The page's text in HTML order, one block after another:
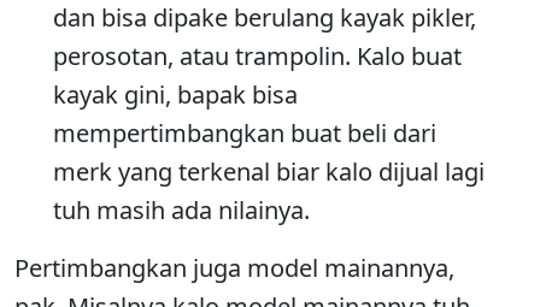
dan bisa dipake berulang kayak pikler,
perosotan, atau trampolin. Kalo buat
kayak gini, bapak bisa
mempertimbangkan buat beli dari
merk yang terkenal biar kalo dijual lagi
tuh masih ada nilainya.
Pertimbangkan juga model mainannya,